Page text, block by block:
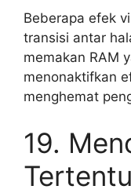
Beberapa efek
transisi antar
memakan RAM
menonaktifkan
menghemat
19.
Tertentu